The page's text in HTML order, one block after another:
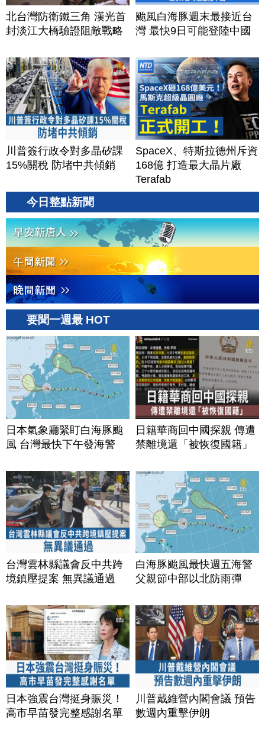
北台灣防衛鐵三角 漢光首
封淡江大橋驗證阻敵戰略
颱風白海豚週末最接近台
灣 最快9日可能登陸中國
川普簽行政令對多晶矽課
15%關稅 防堵中共傾銷
SpaceX、特斯拉德州斥資
168億 打造最大晶片廠
Terafab
今日整點新聞
要聞一週最 HOT
日本氣象廳緊盯白海豚颱
風 台灣最快下午發海警
日籍華商回中國探親 傳遭
禁離境還「被恢復國籍」
台灣雲林縣議會反中共跨
境鎮壓提案 無異議通過
白海豚颱風最快週五海警
父親節中部以北防雨彈
日本強震台灣挺身賑災！
高市早苗發完整感謝名單
川普戴維營內閣會議 預告
數週內重擊伊朗